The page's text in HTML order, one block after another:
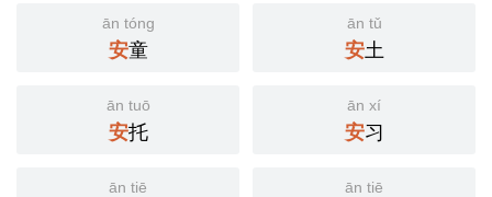
ān tóng
安童
ān tǔ
安土
ān tuō
安托
ān xí
安习
ān tiē ān tiē